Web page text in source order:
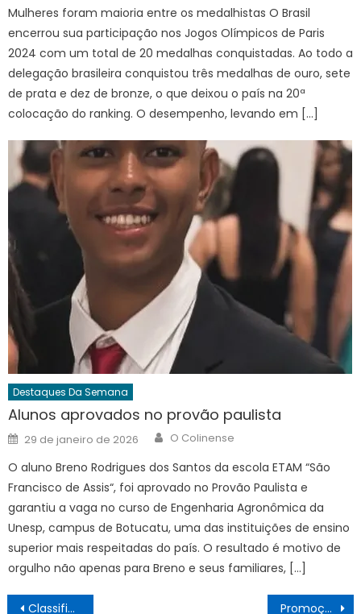
Mulheres foram maioria entre os medalhistas O Brasil
encerrou sua participação nos Jogos Olímpicos de Paris
2024 com um total de 20 medalhas conquistadas. Ao todo a
delegação brasileira conquistou três medalhas de ouro, sete
de prata e dez de bronze, o que deixou o país na 20ª
colocação do ranking. O desempenho, levando em […]
Destaques Da Semana
Alunos aprovados no provão paulista
Posted
on
29 de janeiro de 2026 Author
O Colinense
O aluno Breno Rodrigues dos Santos da escola ETAM “São
Francisco de Assis“, foi aprovado no Provão Paulista e
garantiu a vaga no curso de Engenharia Agronômica da
Unesp, campus de Botucatu, uma das instituições de ensino
superior mais respeitadas do país. O resultado é motivo de
orgulho não apenas para Breno e seus familiares, […]
Navegação
Classificados 02/05 Promoção da ACIC vai premiar 10 mães